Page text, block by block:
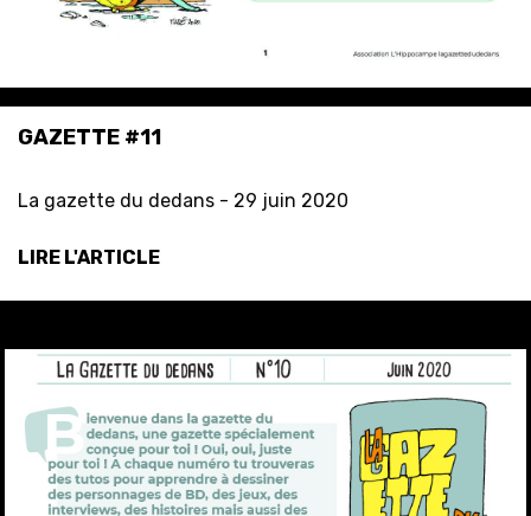
GAZETTE #11
La gazette du dedans - 29 juin 2020
LIRE L'ARTICLE